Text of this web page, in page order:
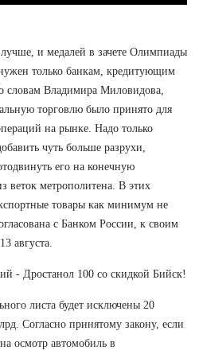
и медалей в зачете Олимпиады
только банкам, кредитующим
словам Владимира Миловидова,
торговлю было принято для
на рынке. Надо только
чуть больше разрухи,
его на конечную
веток метрополитена. В этих
товары как минимум не
с Банком России, к своим
августа.
- Дростанол 100 со скидкой Бийск!
листа будет исключены 20
Согласно принятому закону, если
осмотр автомобиль в